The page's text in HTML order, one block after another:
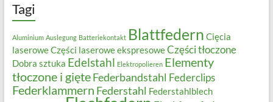
Tagi
Aluminium Auslegung Batteriekontakt Blattfedern Cięcia
laseroweCzęści laserowe ekspresoweCzęści tłoczone
Dobra sztuka Edelstahl Elektropolieren Elementy
tłoczone i gięteFederbandstahl Federclips
Federklammern Federstahl Federstahlblech